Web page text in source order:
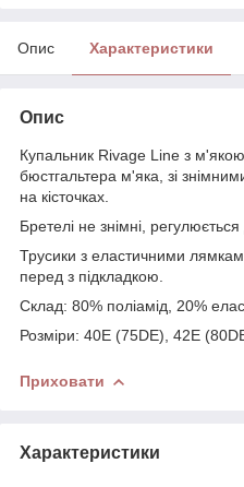
Опис Характеристики
Опис
Купальник Rivage Line з
бюстгальтера м'яка, зі
на кісточках.
Бретелі не знімні,
Трусики з еластичними
перед з підкладкою.
Склад: 80% поліамід, 20%
Розміри: 40E (75DE), 42E
Приховати
Характеристики